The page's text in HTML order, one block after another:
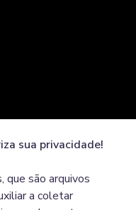
sua privacidade!
que são arquivos
a coletar